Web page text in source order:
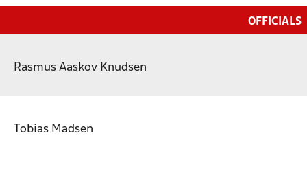
OFFICIALS
Rasmus Aaskov Knudsen
Tobias Madsen